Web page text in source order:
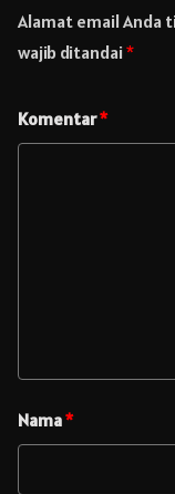
Alamat email Anda
wajib ditandai*
Komentar*
Nama*